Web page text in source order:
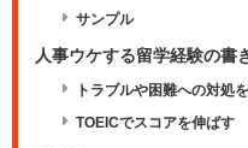
サンプル
人事ウケする留学経験の書
トラブルや困難への対処
TOEICでスコアを伸ばす